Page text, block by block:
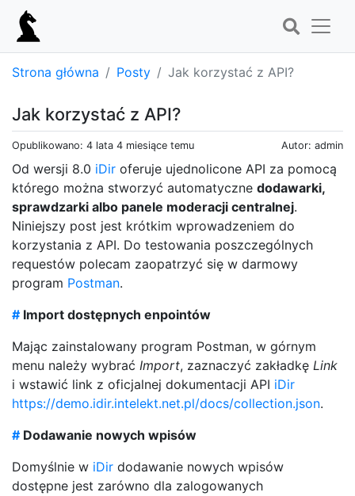
Strona główna Posty Jak korzystać z API?
Jak korzystać z API?
Opublikowano: 4 lata 4 miesiące temu Autor: admin
Od wersji 8.0 iDir oferuje ujednolicone API za pomocą
którego można stworzyć automatyczne dodawarki,
sprawdzarki albo panele moderacji centralnej.
Niniejszy post jest krótkim wprowadzeniem do
korzystania z API. Do testowania poszczególnych
requestów polecam zaopatrzyć się w darmowy
program Postman.
#Import dostępnych enpointów
Mając zainstalowany program Postman, w górnym
menu należy wybrać Import, zaznaczyć zakładkę Link
i wstawić link z oficjalnej dokumentacji API iDir
https://demo.idir.intelekt.net.pl/docs/collection.json.
#Dodawanie nowych wpisów
Domyślnie w iDir dodawanie nowych wpisów
dostępne jest zarówno dla zalogowanych